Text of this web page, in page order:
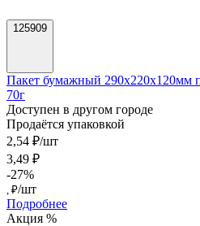
125909
Пакет бумажный 290х220х120мм
70г
Доступен в другом городе
Продаётся упаковкой
2,54 ₽/шт
3,49 ₽
-27%
, ₽/шт
Подробнее
Акция %